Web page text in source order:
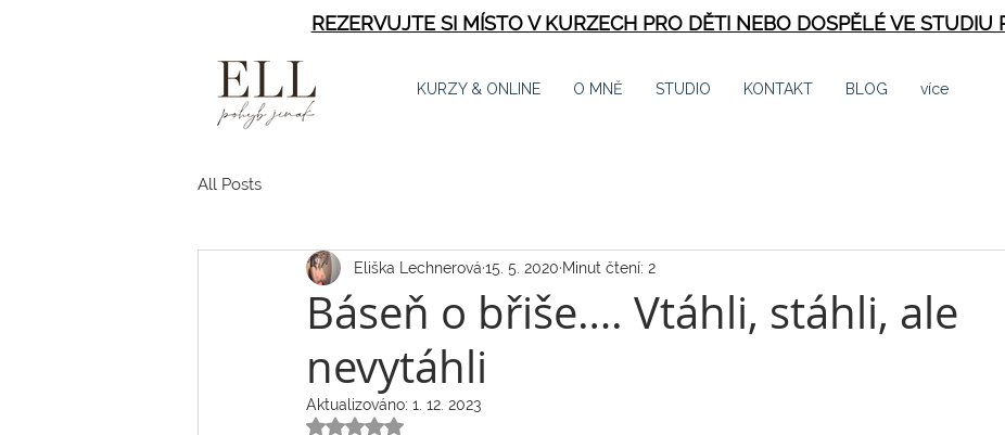
REZERVUJTE SI MÍSTO V KURZECH PRO DĚTI NEBO DOSPĚLÉ VE STUDIU
KURZY & ONLINE O MNĚ STUDIO KONTAKT BLOG více
All Posts
Báseň o břiše…. Vtáhli, stáhli, ale
nevytáhli
Eliška Lechnerová 15. 5. 2020 Minut čtení: 2
Aktualizováno: 1. 12. 2023
Hodnoceno NaN z 5 hvězdiček.